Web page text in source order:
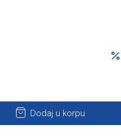
Dodaj u korpu